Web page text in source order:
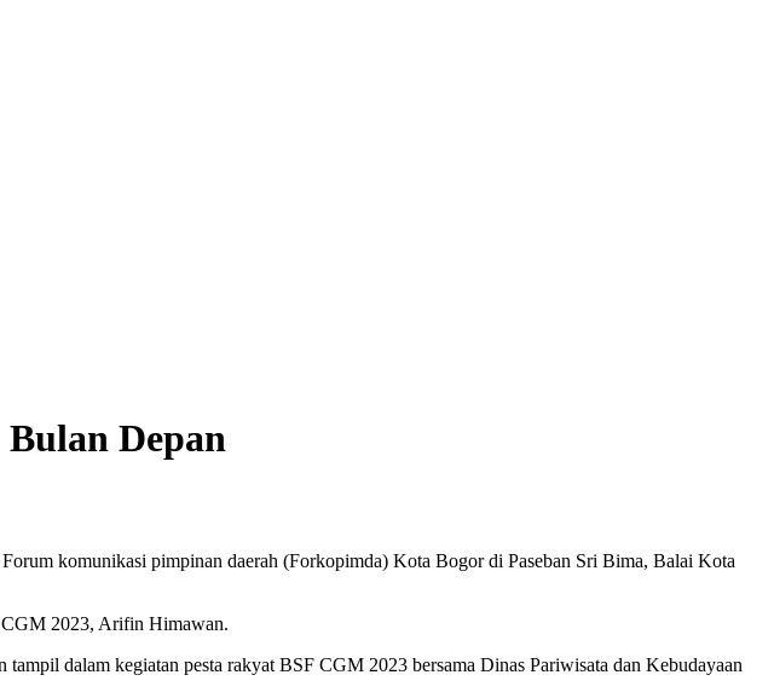
Depan
komunikasi pimpinan daerah (Forkopimda) Kota Bogor di Paseban Sri Bima, Balai Kota
CGM 2023, Arifin Himawan.
dalam kegiatan pesta rakyat BSF CGM 2023 bersama Dinas Pariwisata dan Kebudayaan